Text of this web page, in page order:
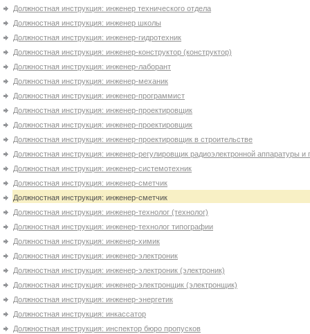
Должностная инструкция: инженер технического отдела
Должностная инструкция: инженер школы
Должностная инструкция: инженер-гидротехник
Должностная инструкция: инженер-конструктор (конструктор)
Должностная инструкция: инженер-лаборант
Должностная инструкция: инженер-механик
Должностная инструкция: инженер-программист
Должностная инструкция: инженер-проектировщик
Должностная инструкция: инженер-проектировщик
Должностная инструкция: инженер-проектировщик в строительстве
Должностная инструкция: инженер-регулировщик радиоэлектронной аппаратуры и
Должностная инструкция: инженер-системотехник
Должностная инструкция: инженер-сметчик
Должностная инструкция: инженер-сметчик
Должностная инструкция: инженер-технолог (технолог)
Должностная инструкция: инженер-технолог типографии
Должностная инструкция: инженер-химик
Должностная инструкция: инженер-электроник
Должностная инструкция: инженер-электроник (электроник)
Должностная инструкция: инженер-электронщик (электронщик)
Должностная инструкция: инженер-энергетик
Должностная инструкция: инкассатор
Должностная инструкция: инспектор бюро пропусков